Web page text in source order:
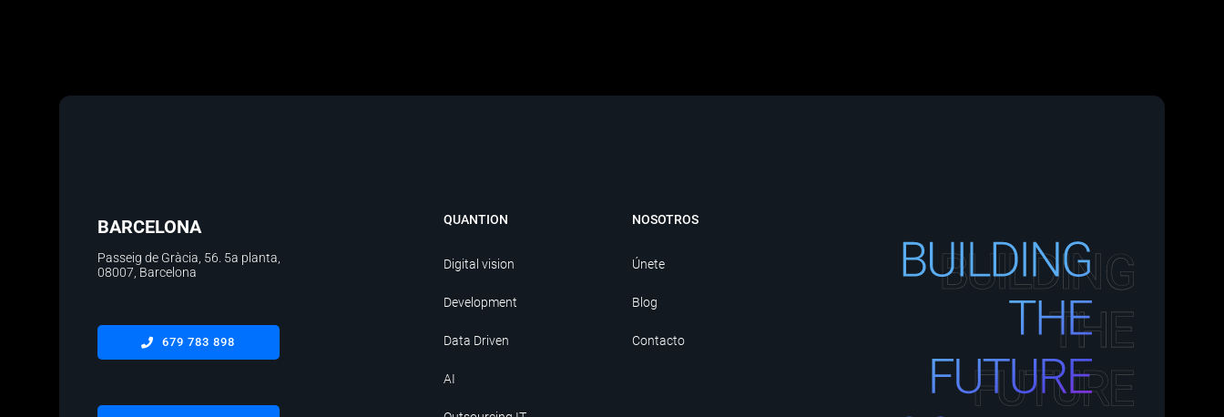
BARCELONA
Passeig de Gràcia, 56. 5a planta
08007, Barcelona
679 783 898
QUANTION
Digital vision
Development
Data Driven
AI
NOSOTROS
Únete
Blog
Contacto